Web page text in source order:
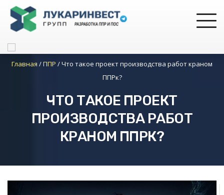
Главная /ППР /Что такое проект производства работ краном
ППРк?
ЧТО ТАКОЕ ПРОЕКТ
ПРОИЗВОДСТВА РАБОТ
КРАНОМ ППРК?